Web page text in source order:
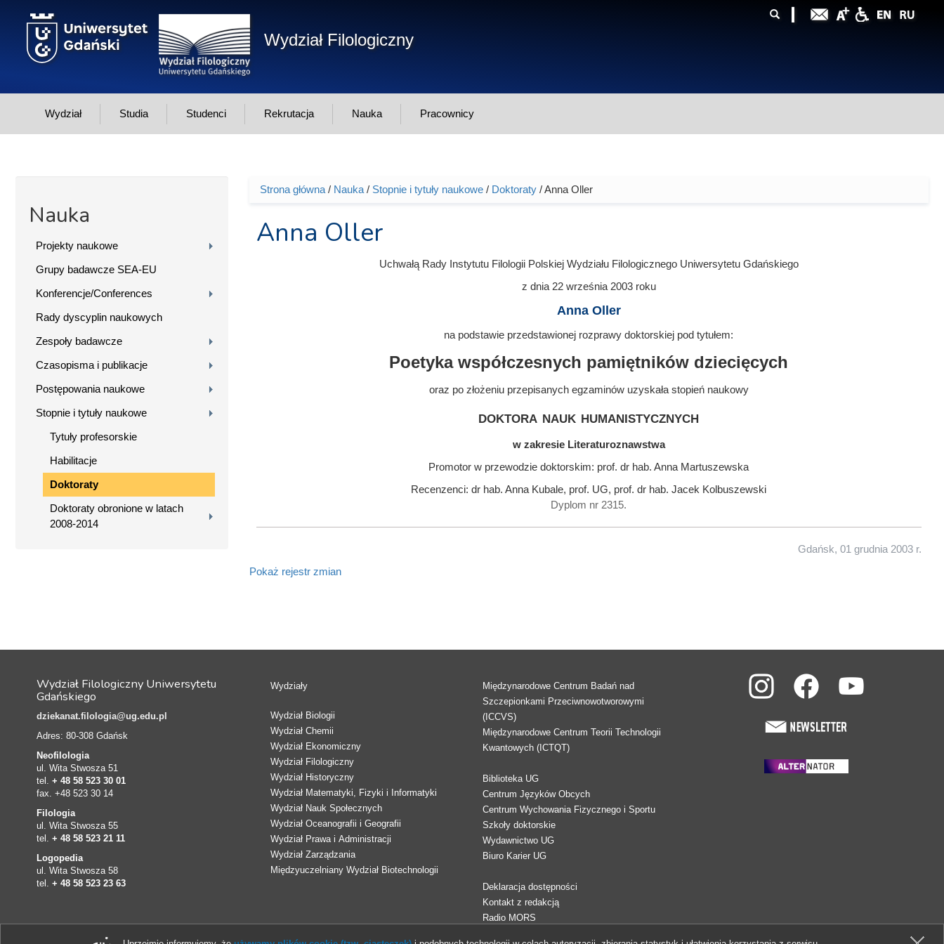
Wydział Filologiczny
Wydział Studia Studenci Rekrutacja Nauka Pracownicy
Nauka
Projekty naukowe
Grupy badawcze SEA-EU
Konferencje/Conferences
Rady dyscyplin naukowych
Zespoły badawcze
Czasopisma i publikacje
Postępowania naukowe
Stopnie i tytuły naukowe
Tytuły profesorskie
Habilitacje
Doktoraty
Doktoraty obronione w latach
2008-2014
Jesteś tutaj
Strona główna/ Nauka/ Stopnie i tytuły naukowe/ Doktoraty/ Anna Oller
Anna Oller
Uchwałą Rady Instytutu Filologii Polskiej Wydziału Filologicznego Uniwersytetu Gdańskiego
z dnia 22 września 2003roku
Anna Oller
na podstawie przedstawionej rozprawy doktorskiej pod tytułem:
Poetyka współczesnych pamiętników dziecięcych
oraz po złożeniu przepisanych egzaminów uzyskała stopień naukowy
doktora nauk humanistycznych
w zakresie Literaturoznawstwa
Promotor w przewodzie doktorskim: prof. dr hab. Anna Martuszewska
Recenzenci: dr hab. Anna Kubale, prof. UG, prof. dr hab. Jacek Kolbuszewski
Dyplom nr 2315.
Gdańsk, 01 grudnia 2003 r.
Pokaż rejestr zmian
Wydział Filologiczny Uniwersytetu
Gdańskiego
dziekanat.filologia@ug.edu.pl
Adres: 80-308 Gdańsk
Neofilologia
ul. Wita Stwosza 51
tel. + 48 58 523 30 01
fax. +48 523 30 14
Filologia
ul. Wita Stwosza 55
tel. + 48 58 523 21 11
Logopedia
ul. Wita Stwosza 58
tel. + 48 58 523 23 63
Wydziały
Wydział Biologii
Wydział Chemii
Wydział Ekonomiczny
Wydział Filologiczny
Wydział Historyczny
Wydział Matematyki, Fizyki i Informatyki
Wydział Nauk Społecznych
Wydział Oceanografii i Geografii
Wydział Prawa i Administracji
Wydział Zarządzania
Międzyuczelniany Wydział Biotechnologii
Międzynarodowe Centrum Badań nad
Szczepionkami Przeciwnowotworowymi
(ICCVS)
Międzynarodowe Centrum Teorii Technologii
Kwantowych (ICTQT)
Biblioteka UG
Centrum Języków Obcych
Centrum Wychowania Fizycznego i Sportu
Szkoły doktorskie
Wydawnictwo UG
Biuro Karier UG
Deklaracja dostępności
Kontakt z redakcją
Radio MORS